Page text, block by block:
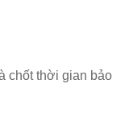
chốt thời gian bảo